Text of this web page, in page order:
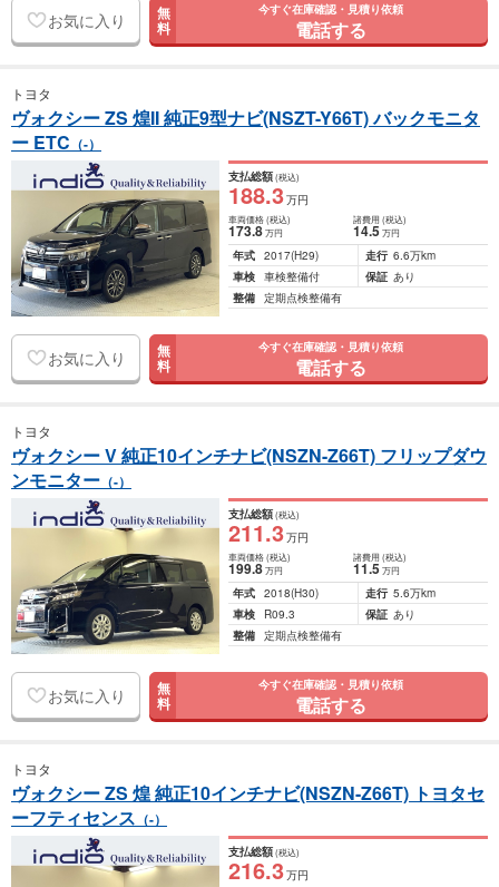
お気に入り 無
料
今すぐ在庫確認・見積り依頼
電話する
トヨタ
ヴォクシー ZS 煌II 純正9型ナビ(NSZT-Y66T) バックモニタ
ー ETC （-）
支払総額(税込)
188.3万円
車両価格(税込)
173.8万円
諸費用 (税込)
14.5 万円
年式 2017(H29) 走行 6.6万km
車検 車検整備付 保証 あり
整備 定期点検整備有
お気に入り 無
料
今すぐ在庫確認・見積り依頼
電話する
トヨタ
ヴォクシー V 純正10インチナビ(NSZN-Z66T) フリップダウ
ンモニター （-）
支払総額(税込)
211.3万円
車両価格(税込)
199.8万円
諸費用 (税込)
11.5 万円
年式 2018(H30) 走行 5.6万km
車検
R09.3 保証 あり
整備 定期点検整備有
お気に入り 無
料
今すぐ在庫確認・見積り依頼
電話する
トヨタ
ヴォクシー ZS 煌 純正10インチナビ(NSZN-Z66T) トヨタセ
ーフティセンス （-）
支払総額(税込)
216.3万円